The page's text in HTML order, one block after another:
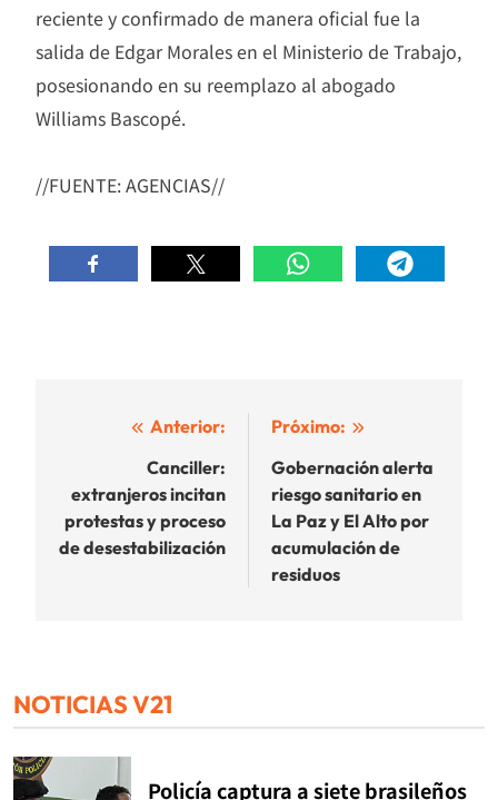
reciente y confirmado de manera oficial fue la
salida de Edgar Morales en el Ministerio de Trabajo,
posesionando en su reemplazo al abogado
Williams Bascopé.
//FUENTE: AGENCIAS//
Navegación
entradas
Anterior:
Canciller:
extranjeros incitan
protestas y proceso
de desestabilización
Próximo:
Gobernación alerta
riesgo sanitario en
La Paz y El Alto por
acumulación de
residuos
NOTICIAS V21
Policía captura a siete brasileños